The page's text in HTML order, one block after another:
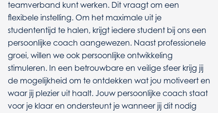
teamverband kunt werken. Dit vraagt om een
flexibele instelling. Om het maximale uit je
studententijd te halen, krijgt iedere student bij ons een
persoonlijke coach aangewezen. Naast professionele
groei, willen we ook persoonlijke ontwikkeling
stimuleren. In een betrouwbare en veilige sfeer krijg jij
de mogelijkheid om te ontdekken wat jou motiveert en
waar jij plezier uit haalt. Jouw persoonlijke coach staat
voor je klaar en ondersteunt je wanneer jij dit nodig